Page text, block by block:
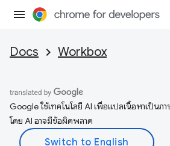
Docs Workbox
Google ใช้เทคโนโลยี AI เพื่อแปลเนื้อหาเป็นภ
โดย AI อาจมีข้อผิดพลาด